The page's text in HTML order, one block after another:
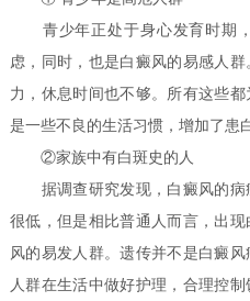
青少年正处于身心发育时期，
虑，同时，也是白癜风的易感人
力，休息时间也不够。所有这些
是一些不良的生活习惯，增加了患
②家族中有白斑史的人
据调查研究发现，白癜风的病
很低，但是相比普通人而言，出
风的易发人群。遗传并不是白癜
人群在生活中做好护理，合理控